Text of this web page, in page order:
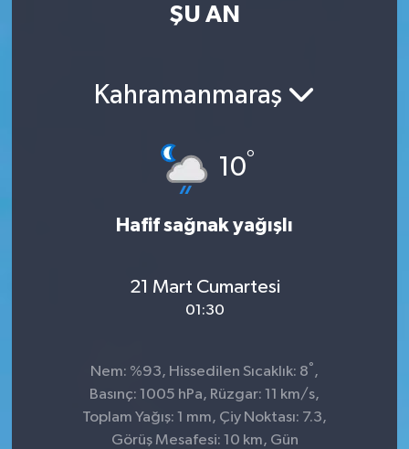
ŞU AN
Kahramanmaraş
10°
Hafif sağnak yağışlı
21 Mart Cumartesi
01:30
Nem: %93, Hissedilen Sıcaklık: 8° ,
Basınç: 1005 hPa, Rüzgar: 11 km/s,
Toplam Yağış: 1 mm, Çiy Noktası: 7.3,
Görüş Mesafesi: 10 km, Gün